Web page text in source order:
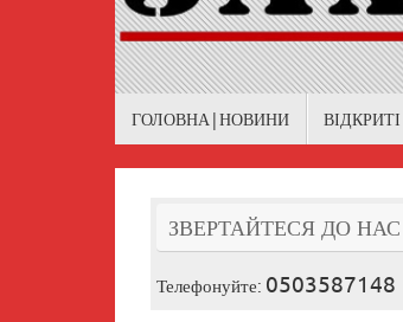
ГОЛОВНА|НОВИНИ
ЗВЕРТАЙТЕСЯ ДО НАС
Телефонуйте: 0503587148